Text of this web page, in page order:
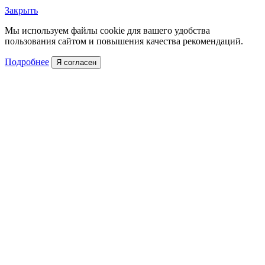
Закрыть
Мы используем файлы cookie для вашего удобства
пользования сайтом и повышения качества рекомендаций.
Подробнее Я согласен